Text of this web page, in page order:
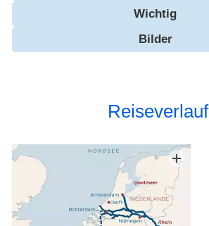
Wichtig
Bilder
Reiseverlauf